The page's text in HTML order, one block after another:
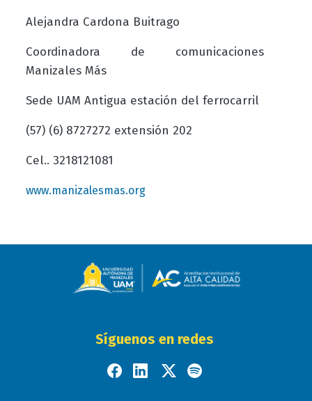
Alejandra Cardona Buitrago
Coordinadora de comunicaciones
Manizales Más
Sede UAM Antigua estación del ferrocarril
(57) (6) 8727272 extensión 202
Cel.. 3218121081
www.manizalesmas.org
Síguenos en redes